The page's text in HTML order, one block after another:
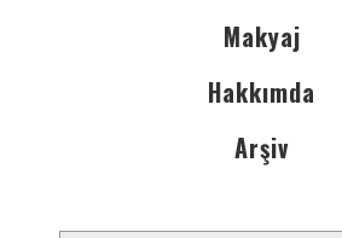
Makyaj
Hakkımda
Arşiv